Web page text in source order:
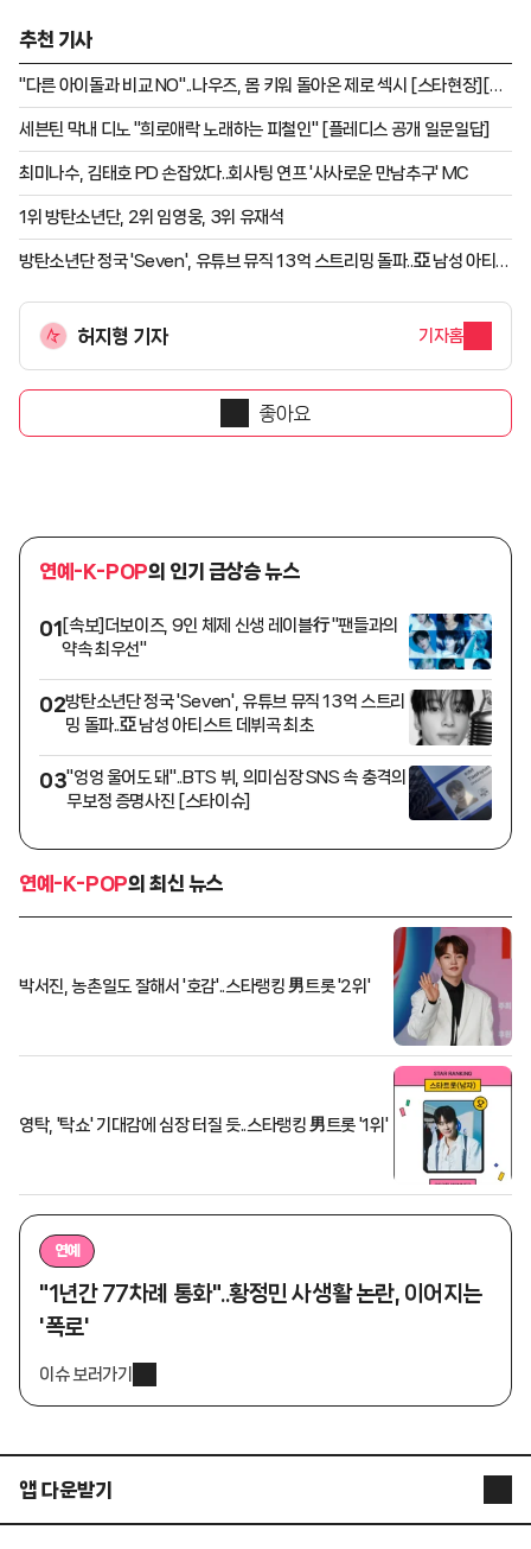
추천 기사
"다른 아이돌과 비교 NO"..나우즈, 몸 키워 돌아온 제로 섹시 [스타현장][종
합]
세븐틴 막내 디노 "희로애락 노래하는 피철인" [플레디스 공개 일문일답]
최미나수, 김태호 PD 손잡았다..회사팅 연프 '사사로운 만남추구' MC
1위 방탄소년단, 2위 임영웅, 3위 유재석
방탄소년단 정국 'Seven', 유튜브 뮤직 13억 스트리밍 돌파..亞 남성 아티스
허지형 기자 기자홈
좋아요
연예-K-POP의 인기 급상승 뉴스
01 [속보]더보이즈, 9인 체제 신생 레이블行 "팬들과의
약속 최우선"
02방탄소년단 정국 'Seven', 유튜브 뮤직 13억 스트리
밍 돌파..亞 남성 아티스트 데뷔곡 최초
03"엉엉 울어도 돼"..BTS 뷔, 의미심장 SNS 속 충격의
무보정 증명사진 [스타이슈]
연예-K-POP의 최신 뉴스
박서진, 농촌일도 잘해서 '호감'..스타랭킹 男트롯 '2위'
영탁, '탁쇼' 기대감에 심장 터질 듯..스타랭킹 男트롯 '1위'
연예
"1년간 77차례 통화"..황정민 사생활 논란, 이어지는
'폭로'
이슈 보러가기
앱 다운받기